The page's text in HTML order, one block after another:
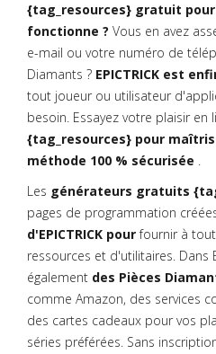
{tag_resources} gratuit pour
fonctionne ? Vous en avez
e-mail ou votre numéro de
Diamants ? EPICTRICK est
tout joueur ou utilisateur
besoin. Essayez votre plaisir
{tag_resources} pour
méthode 100 % sécurisée .
Les générateurs gratuits
pages de programmation
d'EPICTRICK pourfournir à
ressources et d'utilitaires. Dans
également des Pièces
comme Amazon, des services
des cartes cadeaux pour vos
séries préférées. Sans